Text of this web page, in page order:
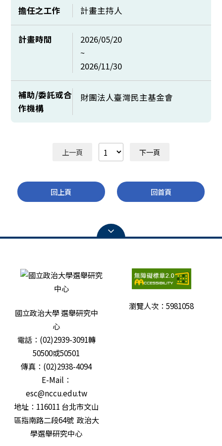
擔任之工作 計畫主持人
計畫時間
2026/05/20
~
2026/11/30
補助/委託或合
作機構
財團法人臺灣民主基金會
上一頁 下一頁
回上頁 回首頁
國立政治大學 選舉研究中
心
電話：(02)2939-3091轉
50500或50501
傳真：(02)2938-4094
E-Mail：
esc@nccu.edu.tw
地址：116011 台北市文山
區指南路二段64號 政治大
學選舉研究中心
瀏覽人次：5981058